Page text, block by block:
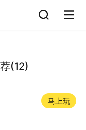
(12)
马上玩